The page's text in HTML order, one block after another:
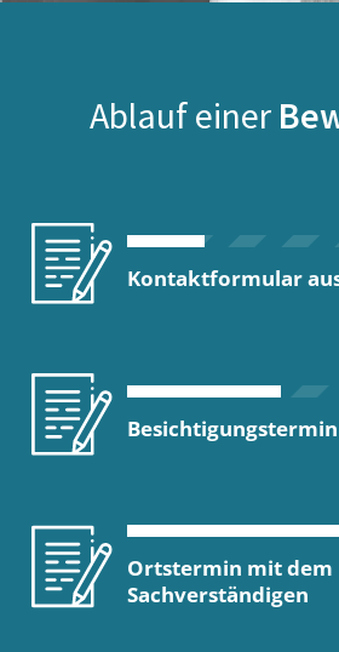
Ablauf einer
Kontaktformular
Ortstermin mit dem
Sachverständigen